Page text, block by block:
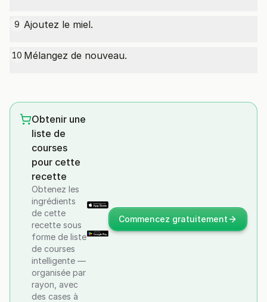
9 Ajoutez le miel.
10 Mélangez de nouveau.
Obtenir une
liste de
courses
pour cette
recette
Obtenez les
ingrédients
de cette
recette sous
forme de liste
de courses
intelligente —
organisée par
rayon, avec
des cases à
Commencez gratuitement